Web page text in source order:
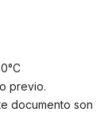
previo.
documento son